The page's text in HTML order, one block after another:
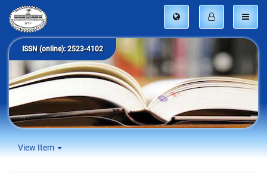
ISSN (online): 2523-4102
View Item